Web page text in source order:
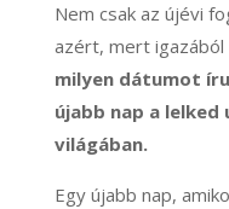
Nem csak az újévi
azért, mert igazából
milyen dátumot
újabb nap a
világában.
Egy újabb nap,